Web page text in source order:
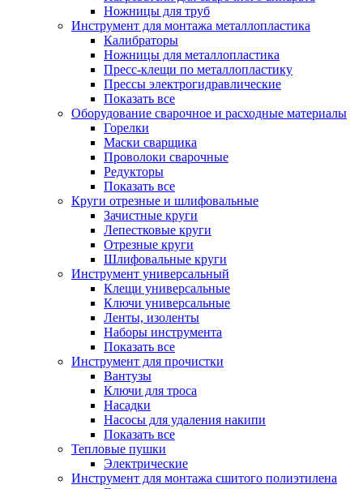
Ножницы для труб
Инструмент для монтажа металлопластика
Калибраторы
Ножницы для металлопластика
Пресс-клещи по металлопластику
Прессы электрогидравлические
Показать все
Оборудование сварочное и расходные материалы
Горелки
Маски сварщика
Проволоки сварочные
Редукторы
Показать все
Круги отрезные и шлифовальные
Зачистные круги
Лепестковые круги
Отрезные круги
Шлифовальные круги
Инструмент универсальный
Клещи универсальные
Ключи универсальные
Ленты, изоленты
Наборы инструмента
Показать все
Инструмент для прочистки
Вантузы
Ключи для троса
Насадки
Насосы для удаления накипи
Показать все
Тепловые пушки
Электрические
Инструмент для монтажа сшитого полиэтилена